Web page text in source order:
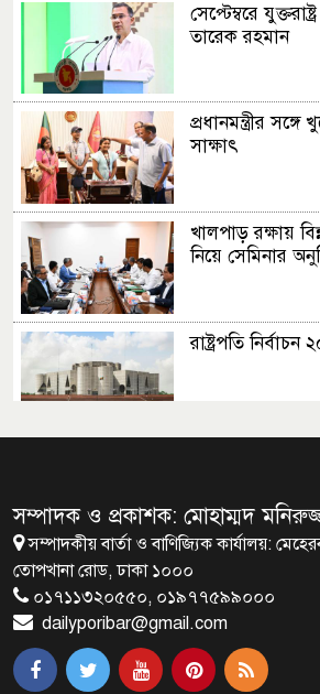
সেপ্টেম্বরে
তারেক রহমান
প্রধানমন্ত্রীর সঙ্গে
সাক্ষাৎ
খালপাড় রক্ষায়
নিয়ে সেমিনার
রাষ্ট্রপতি
জাতীয়তাবাদ,
ব্রাক্ষণবাড়িয়ায়
সম্পাদক ও প্রকাশক: মোহাম্মদ
সম্পাদকীয় বার্তা ও বাণিজ্যিক কার্যালয়:
তোপখানা রোড, ঢাকা ১০০০
০১৭১১৩২০৫৫০, ০১৯৭৭৫৯৯০০০
dailyporibar@gmail.com